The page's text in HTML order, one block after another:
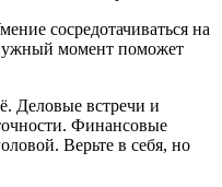
сосредотачиваться на
момент поможет
Деловые встречи и
Финансовые
Верьте в себя, но